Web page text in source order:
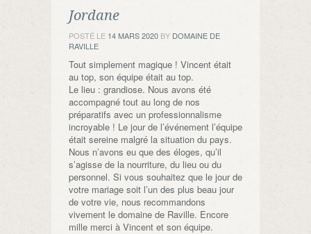
Jordane
POSTÉ LE 14 MARS 2020 BY DOMAINE DE
RAVILLE
Tout simplement magique ! Vincent était
au top, son équipe était au top.
Le lieu : grandiose. Nous avons été
accompagné tout au long de nos
préparatifs avec un professionnalisme
incroyable ! Le jour de l’événement l’équipe
était sereine malgré la situation du pays.
Nous n’avons eu que des éloges, qu’il
s’agisse de la nourriture, du lieu ou du
personnel. Si vous souhaitez que le jour de
votre mariage soit l’un des plus beau jour
de votre vie, nous recommandons
vivement le domaine de Raville. Encore
mille merci à Vincent et son équipe.